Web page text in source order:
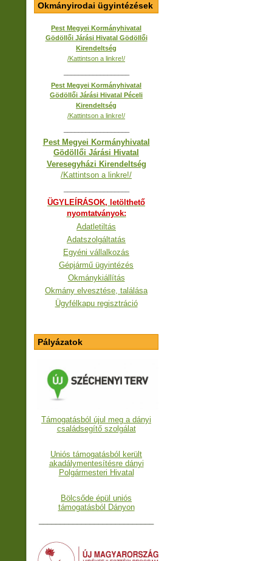
Okmányirodai ügyintézések
Pest Megyei Kormányhivatal
Gödöllői Járási Hivatal Gödöllői
Kirendeltség
/Kattintson a linkre!/
Pest Megyei Kormányhivatal
Gödöllői Járási Hivatal Péceli
Kirendeltség
/Kattintson a linkre!/
Pest Megyei Kormányhivatal
Gödöllői Járási Hivatal
Veresegyházi Kirendeltség
/Kattintson a linkre!/
ÜGYLEÍRÁSOK, letölthető
nyomtatványok:
Adatletiltás
Adatszolgáltatás
Egyéni vállalkozás
Gépjármű ügyintézés
Okmánykiállítás
Okmány elvesztése, találása
Ügyfélkapu regisztráció
Pályázatok
Támogatásból újul meg a dányi
családsegítő szolgálat
Uniós támogatásból került
akadálymentesítésre dányi
Polgármesteri Hivatal
Bölcsőde épül uniós
támogatásból Dányon